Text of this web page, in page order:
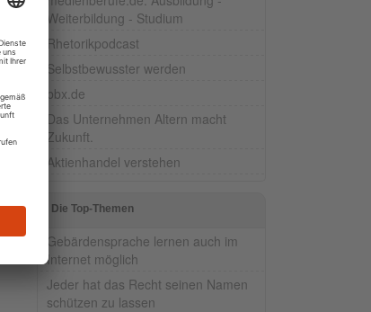
Weiterbildung - Studium
Rhetorikpodcast
Selbstbewusster werden
bbx.de
Das Unternehmen Altern macht
Zukunft.
Aktienhandel verstehen
Die Top-Themen
Gebärdensprache lernen auch im
Internet möglich
Jeder hat das Recht seinen Namen
schützen zu lassen